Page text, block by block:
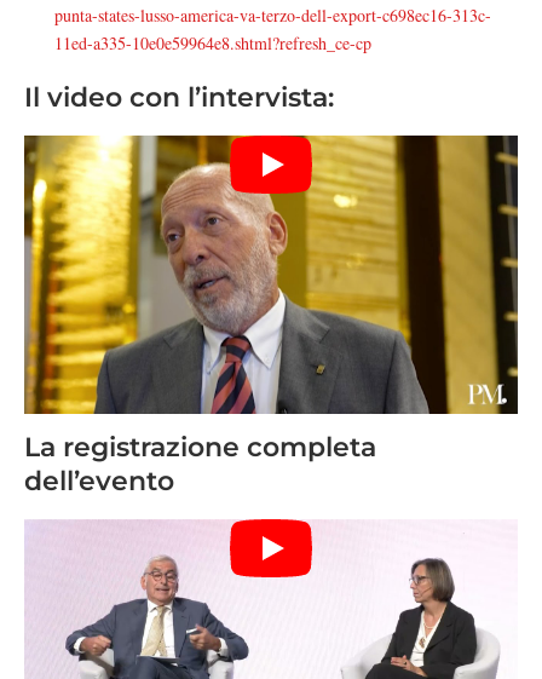
punta-states-lusso-america-va-terzo-dell-export-c698ec16-313c-
11ed-a335-10e0e59964e8.shtml?refresh_ce-cp
Il video con l’intervista:
La registrazione completa
dell’evento